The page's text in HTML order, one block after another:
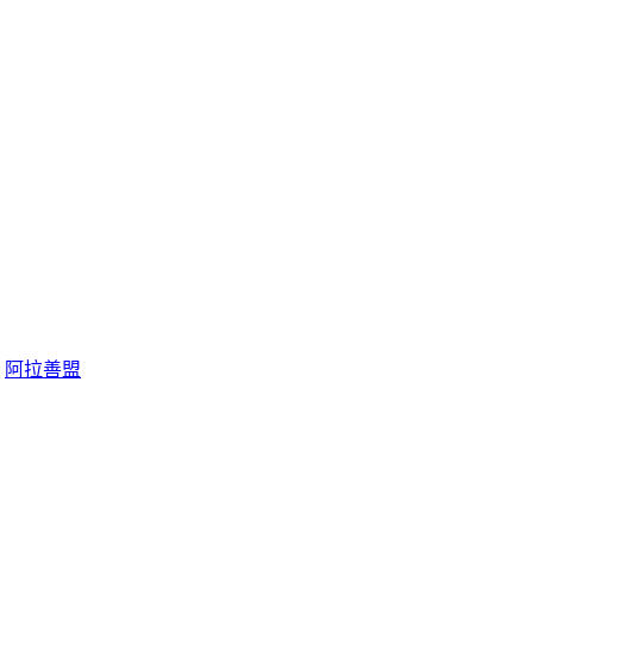
阿拉善盟